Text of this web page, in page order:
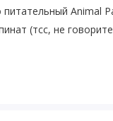
Animal
(тсс, не
в 3-х